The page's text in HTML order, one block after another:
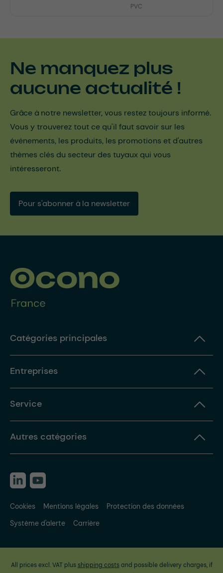
PVC
Ne manquez plus
aucune actualité !
Grâce à notre newsletter, vous restez toujours informé.
Vous y trouverez tout ce qu'il faut savoir sur les
événements, les produits, les promotions et d'autres
thèmes clés du secteur des tuyaux qui vous
intéresseront.
Pour s'abonner à la newsletter
Catégories principales
Entreprises
Service
Autres catégories
Cookies Mentions légales
Protection des données
Système d'alerte
Carrière
All prices excl. VAT plus shipping costsand possible delivery charges, if